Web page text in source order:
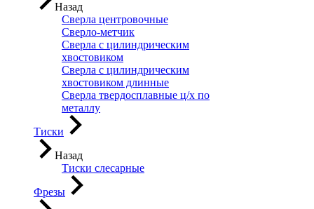
Назад
Сверла центровочные
Сверло-метчик
Сверла с цилиндрическим
хвостовиком
Сверла с цилиндрическим
хвостовиком длинные
Сверла твердосплавные ц/х по
металлу
Тиски
Назад
Тиски слесарные
Фрезы